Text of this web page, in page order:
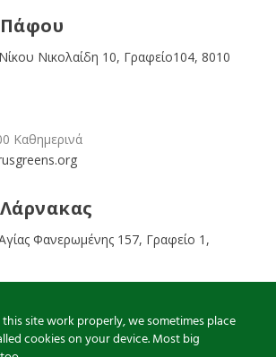
Νικολαίδη 10, Γραφείο104, 8010
Καθημερινά
Φανερωμένης 157, Γραφείο 1,
Καθημερινά
org
this site work properly, we sometimes place
cookies on your device. Most big